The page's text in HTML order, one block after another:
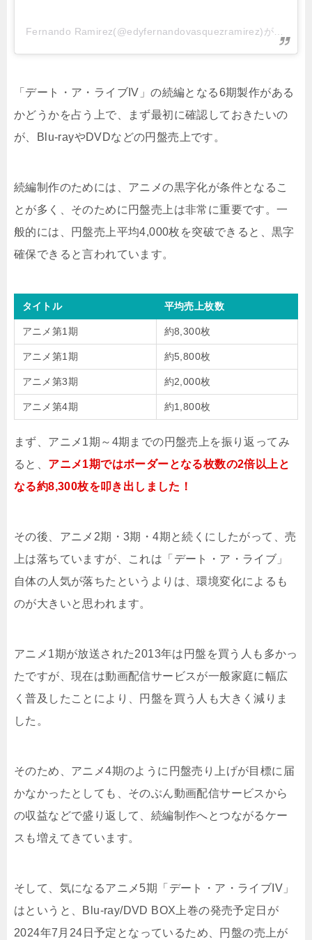
「デート・ア・ライブIV」の続編となる6期製作がある
かどうかを占う上で、まず最初に確認しておきたいの
が、Blu-rayやDVDなどの円盤売上です。
続編制作のためには、アニメの黒字化が条件となるこ
とが多く、そのために円盤売上は非常に重要です。一
般的には、円盤売上平均4,000枚を突破できると、黒字
確保できると言われています。
タイトル 平均売上枚数
アニメ第1期 約8,300枚
アニメ第1期 約5,800枚
アニメ第3期 約2,000枚
アニメ第4期 約1,800枚
まず、アニメ1期～4期までの円盤売上を振り返ってみ
ると、 アニメ1期ではボーダーとなる枚数の2倍以上と
なる約8,300枚を叩き出しました！
その後、アニメ2期・3期・4期と続くにしたがって、売
上は落ちていますが、これは「デート・ア・ライブ」
自体の人気が落ちたというよりは、環境変化によるも
のが大きいと思われます。
アニメ1期が放送された2013年は円盤を買う人も多かっ
たですが、現在は動画配信サービスが一般家庭に幅広
く普及したことにより、円盤を買う人も大きく減りま
した。
そのため、アニメ4期のように円盤売り上げが目標に届
かなかったとしても、そのぶん動画配信サービスから
の収益などで盛り返して、続編制作へとつながるケー
スも増えてきています。
そして、気になるアニメ5期「デート・ア・ライブIV」
はというと、Blu-ray/DVD BOX上巻の発売予定日が
2024年7月24日予定となっているため、円盤の売上が